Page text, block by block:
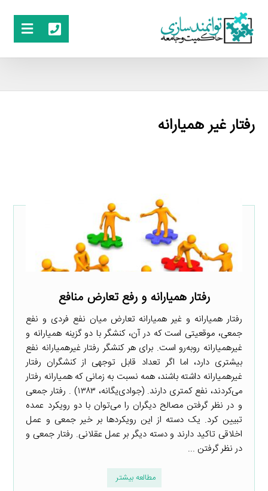
رفتار غیر همیارانه
رفتار همیارانه و رفع تعارض منافع
رفتار همیارانه و غیر همیارانه تعارض میان نفع فردی و نفع
جمعی، موقعیتی است که در آن، کنشگر با دو گزینه همیارانه و
غیرهمیارانه روبه‌رو است. برای هر کنشگر رفتار غیرهمیارانه نفع
بیشتری دارد، اما اگر تعداد قابل توجهی از کنشگران رفتار
غیرهمیارانه داشته باشند، همه نسبت به زمانی که همیارانه رفتار
می‌کردند، نفع کمتری دارند. (جوادی‌یگانه، ۱۳۸۳) . رفتار جمعی
و در نظر گرفتن مصالح دیگران را می‌توان با دو رویکرد عمده
تبیین کرد. یک دسته از این رویکردها بر خیر جمعی و عمل
اخلاقی تاکید دارند و دسته دیگر بر عمل عقلانی. رفتار جمعی و
در نظر گرفتن ...
مطالعه بیشتر